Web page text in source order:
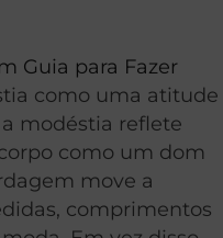
Guia para Fazer
como uma atitude
modéstia reflete
como um dom
move a
comprimentos